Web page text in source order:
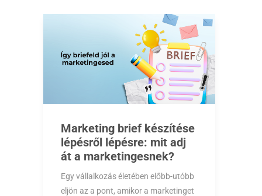
Marketing brief készítése
lépésről lépésre: mit adj
át a marketingesnek?
Egy vállalkozás életében előbb-utóbb
eljön az a pont, amikor a marketinget